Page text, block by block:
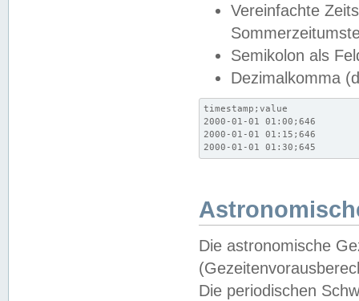
Vereinfachte
Semikolon als
Dezimalkomma
timestamp;value
2000-01-01 01:00;646
2000-01-01 01:15;646
2000-01-01 01:30;645
Die astronomische
Die periodischen